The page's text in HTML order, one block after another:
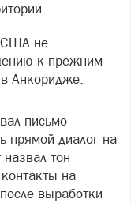
США не
к прежним
в Анкоридже.
письмо
прямой диалог на
тон
на
выработки